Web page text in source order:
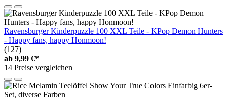
Ravensburger Kinderpuzzle 100 XXL Teile - KPop Demon Hunters
- Happy fans, happy Honmoon!
(127)
ab 9,99 €*
14 Preise vergleichen